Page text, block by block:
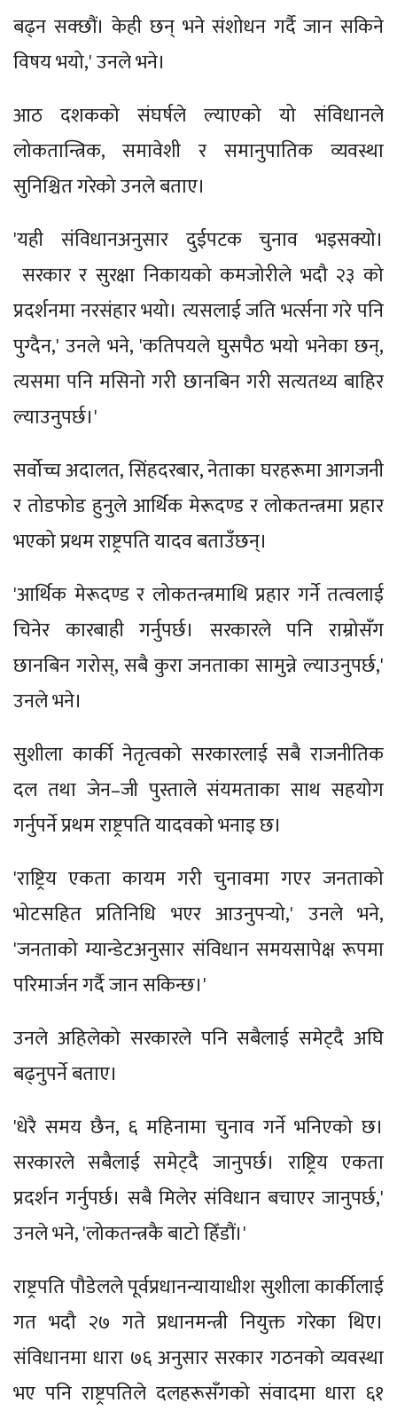
बढ्न सक्छौं। केही छन् भने संशोधन गर्दै जान सकिने
विषय भयो,' उनले भने।
आठ दशकको संघर्षले ल्याएको यो संविधानले
लोकतान्त्रिक, समावेशी र समानुपातिक व्यवस्था
सुनिश्चित गरेको उनले बताए।
'यही संविधानअनुसार दुईपटक चुनाव भइसक्यो।
सरकार र सुरक्षा निकायको कमजोरीले भदौ २३ को
प्रदर्शनमा नरसंहार भयो। त्यसलाई जति भर्त्सना गरे पनि
पुग्दैन,' उनले भने, 'कतिपयले घुसपैठ भयो भनेका छन्,
त्यसमा पनि मसिनो गरी छानबिन गरी सत्यतथ्य बाहिर
ल्याउनुपर्छ।'
सर्वोच्च अदालत, सिंहदरबार, नेताका घरहरूमा आगजनी
र तोडफोड हुनुले आर्थिक मेरूदण्ड र लोकतन्त्रमा प्रहार
भएको प्रथम राष्ट्रपति यादव बताउँछन्।
'आर्थिक मेरूदण्ड र लोकतन्त्रमाथि प्रहार गर्ने तत्वलाई
चिनेर कारबाही गर्नुपर्छ। सरकारले पनि राम्रोसँग
छानबिन गरोस्, सबै कुरा जनताका सामुन्ने ल्याउनुपर्छ,'
उनले भने।
सुशीला कार्की नेतृत्वको सरकारलाई सबै राजनीतिक
दल तथा जेन–जी पुस्ताले संयमताका साथ सहयोग
गर्नुपर्ने प्रथम राष्ट्रपति यादवको भनाइ छ।
'राष्ट्रिय एकता कायम गरी चुनावमा गएर जनताको
भोटसहित प्रतिनिधि भएर आउनुपर्‍यो,' उनले भने,
'जनताको म्यान्डेटअनुसार संविधान समयसापेक्ष रूपमा
परिमार्जन गर्दै जान सकिन्छ।'
उनले अहिलेको सरकारले पनि सबैलाई समेट्दै अघि
बढ्नुपर्ने बताए।
'धेरै समय छैन, ६ महिनामा चुनाव गर्ने भनिएको छ।
सरकारले सबैलाई समेट्दै जानुपर्छ। राष्ट्रिय एकता
प्रदर्शन गर्नुपर्छ। सबै मिलेर संविधान बचाएर जानुपर्छ,'
उनले भने, 'लोकतन्त्रकै बाटो हिँडौं।'
राष्ट्रपति पौडेलले पूर्वप्रधानन्यायाधीश सुशीला कार्कीलाई
गत भदौ २७ गते प्रधानमन्त्री नियुक्त गरेका थिए।
संविधानमा धारा ७६ अनुसार सरकार गठनको व्यवस्था
भए पनि राष्ट्रपतिले दलहरूसँगको संवादमा धारा ६१